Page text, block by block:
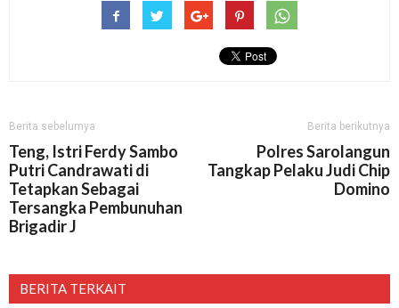
Berita sebelumya
Teng, Istri Ferdy Sambo
Putri Candrawati di
Tetapkan Sebagai
Tersangka Pembunuhan
Brigadir J
Berita berikutnya
Polres Sarolangun
Tangkap Pelaku Judi Chip
Domino
BERITA TERKAIT